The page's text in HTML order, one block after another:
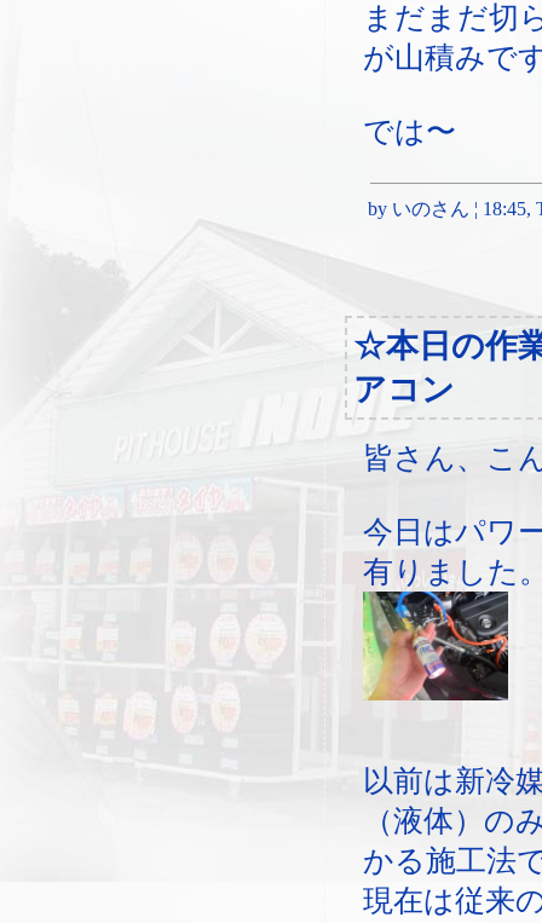
まだまだ切
が山積みで
では〜
by いのさん ¦ 18:45,
☆本日の作
アコン
皆さん、こ
今日はパワ
有りました
以前は新冷
（液体）の
かる施工法
現在は従来